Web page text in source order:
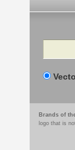
Search
Brands of
logo that is